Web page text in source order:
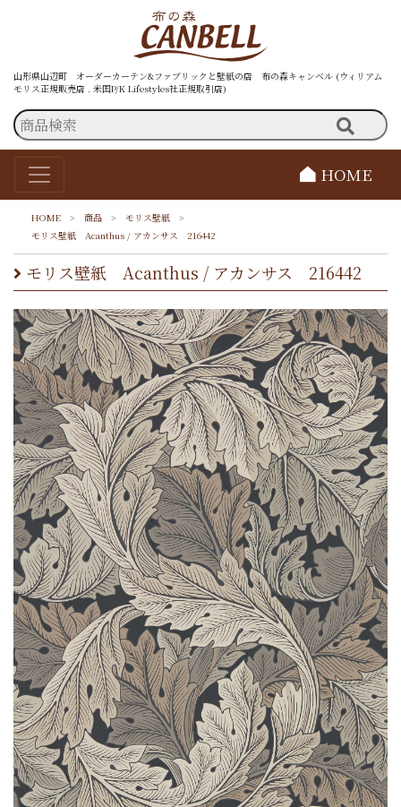
山形県山辺町 オーダーカーテン&ファブリックと壁紙の店 布の森キャンベル (ウィリアム
モリス正規販売店 . 米国P/K Lifestyles社正規取引店)
HOME
HOME > 商品 > モリス壁紙
>
モリス壁紙 Acanthus / アカンサス 216442
モリス壁紙 Acanthus / アカンサス 216442